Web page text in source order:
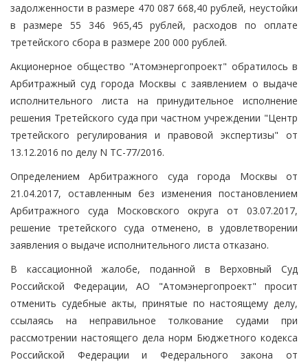
задолженности в размере 470 087 668,40 рублей, неустойки
в размере 55 346 965,45 рублей, расходов по оплате
третейского сбора в размере 200 000 рублей.
Акционерное общество "Атомэнергопроект" обратилось в
Арбитражный суд города Москвы с заявлением о выдаче
исполнительного листа на принудительное исполнение
решения Третейского суда при частном учреждении "Центр
третейского регулирования и правовой экспертизы" от
13.12.2016 по делу N ТС-77/2016.
Определением Арбитражного суда города Москвы от
21.04.2017, оставленным без изменения постановлением
Арбитражного суда Московского округа от 03.07.2017,
решение третейского суда отменено, в удовлетворении
заявления о выдаче исполнительного листа отказано.
В кассационной жалобе, поданной в Верховный Суд
Российской Федерации, АО "Атомэнергопроект" просит
отменить судебные акты, принятые по настоящему делу,
ссылаясь на неправильное толкование судами при
рассмотрении настоящего дела норм Бюджетного кодекса
Российской Федерации и Федерального закона от